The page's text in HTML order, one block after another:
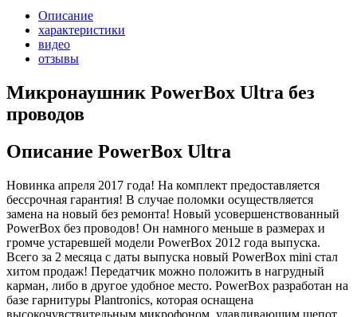
Описание
характеристики
видео
отзывы
Микронаушник PowerBox Ultra без
проводов
Описание PowerBox Ultra
Новинка апреля 2017 года! На комплект предоставляется
бессрочная гарантия! В случае поломки осуществляется
замена на новый без ремонта! Новый усовершенствованный
PowerBox без проводов! Он намного меньше в размерах и
громче устаревшей модели PowerBox 2012 года выпуска.
Всего за 2 месяца с даты выпуска новый PowerBox mini стал
хитом продаж! Передатчик можно положить в нагрудный
карман, либо в другое удобное место. PowerBox разработан на
базе гарнитуры Plantronics, которая оснащена
высокочувствительным микрофоном, улавливающим шепот,